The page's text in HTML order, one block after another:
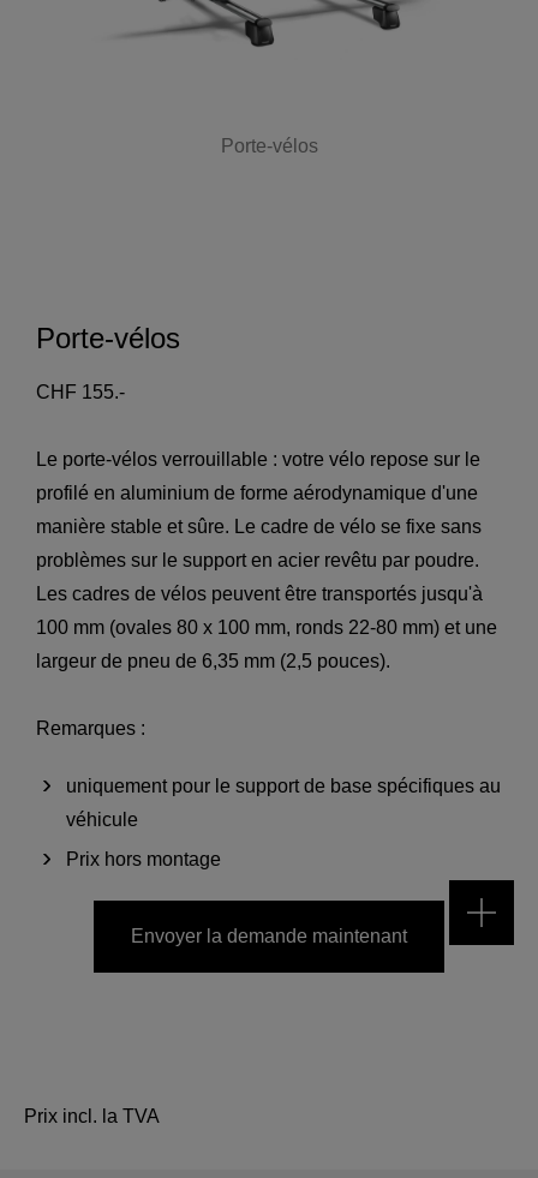
Porte-vélos
Porte-vélos
CHF 155.-
Le porte-vélos verrouillable : votre vélo repose sur le
profilé en aluminium de forme aérodynamique d'une
manière stable et sûre. Le cadre de vélo se fixe sans
problèmes sur le support en acier revêtu par poudre.
Les cadres de vélos peuvent être transportés jusqu'à
100 mm (ovales 80 x 100 mm, ronds 22-80 mm) et une
largeur de pneu de 6,35 mm (2,5 pouces).
Remarques :
uniquement pour le support de base spécifiques au
véhicule
Prix hors montage
Envoyer la demande maintenant
Prix incl. la TVA